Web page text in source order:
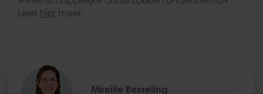
Lees hiermeer.
Mireille Besseling